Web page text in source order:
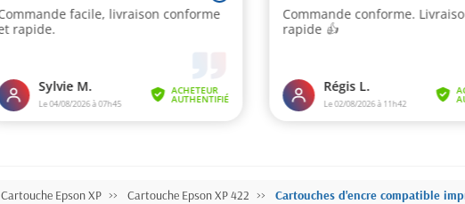
Cartouche Epson XP Cartouche Epson XP 422 Cartouches d'encre compatible